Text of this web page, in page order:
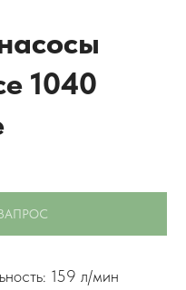
1040
159 л/мин